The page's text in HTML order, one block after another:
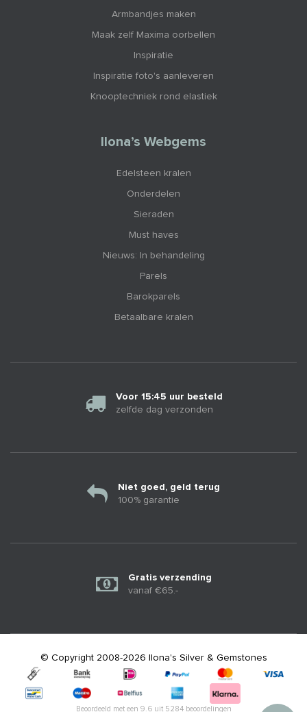
Armbandjes maken
Maak zelf Maxima oorbellen
Inspiratie
Inspiratie foto's aanleveren
Knooptechniek rond elastiek
Ilona’s Webgems
Edelsteen kralen
Onderdelen
Sieraden
Must haves
Nieuws: In behandeling
Parels
Barokparels
Betaalbare kralen
Voor 15:45 uur besteld
zelfde dag verzonden
Niet goed, geld terug
100% garantie
Gratis verzending
vanaf €65.-
© Copyright 2008-2026 Ilona's Silver & Gemstones
Beoordeeld met een 9.6uit 5284beoordelingen